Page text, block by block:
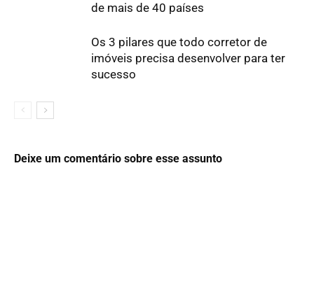
de mais de 40 países
Os 3 pilares que todo corretor de
imóveis precisa desenvolver para ter
sucesso
Deixe um comentário sobre esse assunto